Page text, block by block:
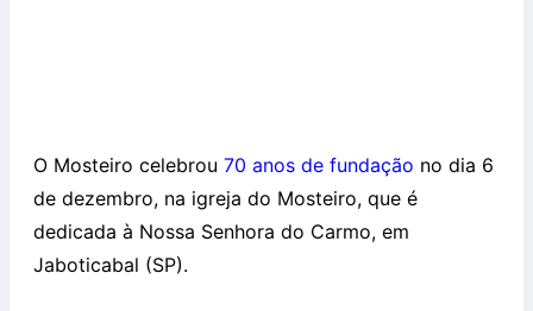
O Mosteiro celebrou 70 anos de fundação no dia 6
de dezembro, na igreja do Mosteiro, que é
dedicada à Nossa Senhora do Carmo, em
Jaboticabal (SP).